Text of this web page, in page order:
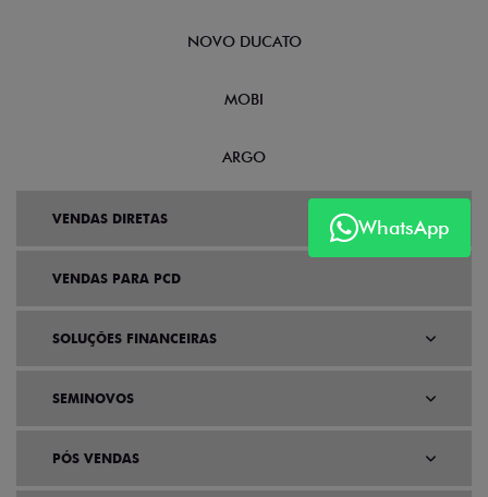
WhatsApp
NOVO DUCATO
MOBI
ARGO
VENDAS DIRETAS
VENDAS PARA PCD
SOLUÇÕES FINANCEIRAS
SEMINOVOS
PÓS VENDAS